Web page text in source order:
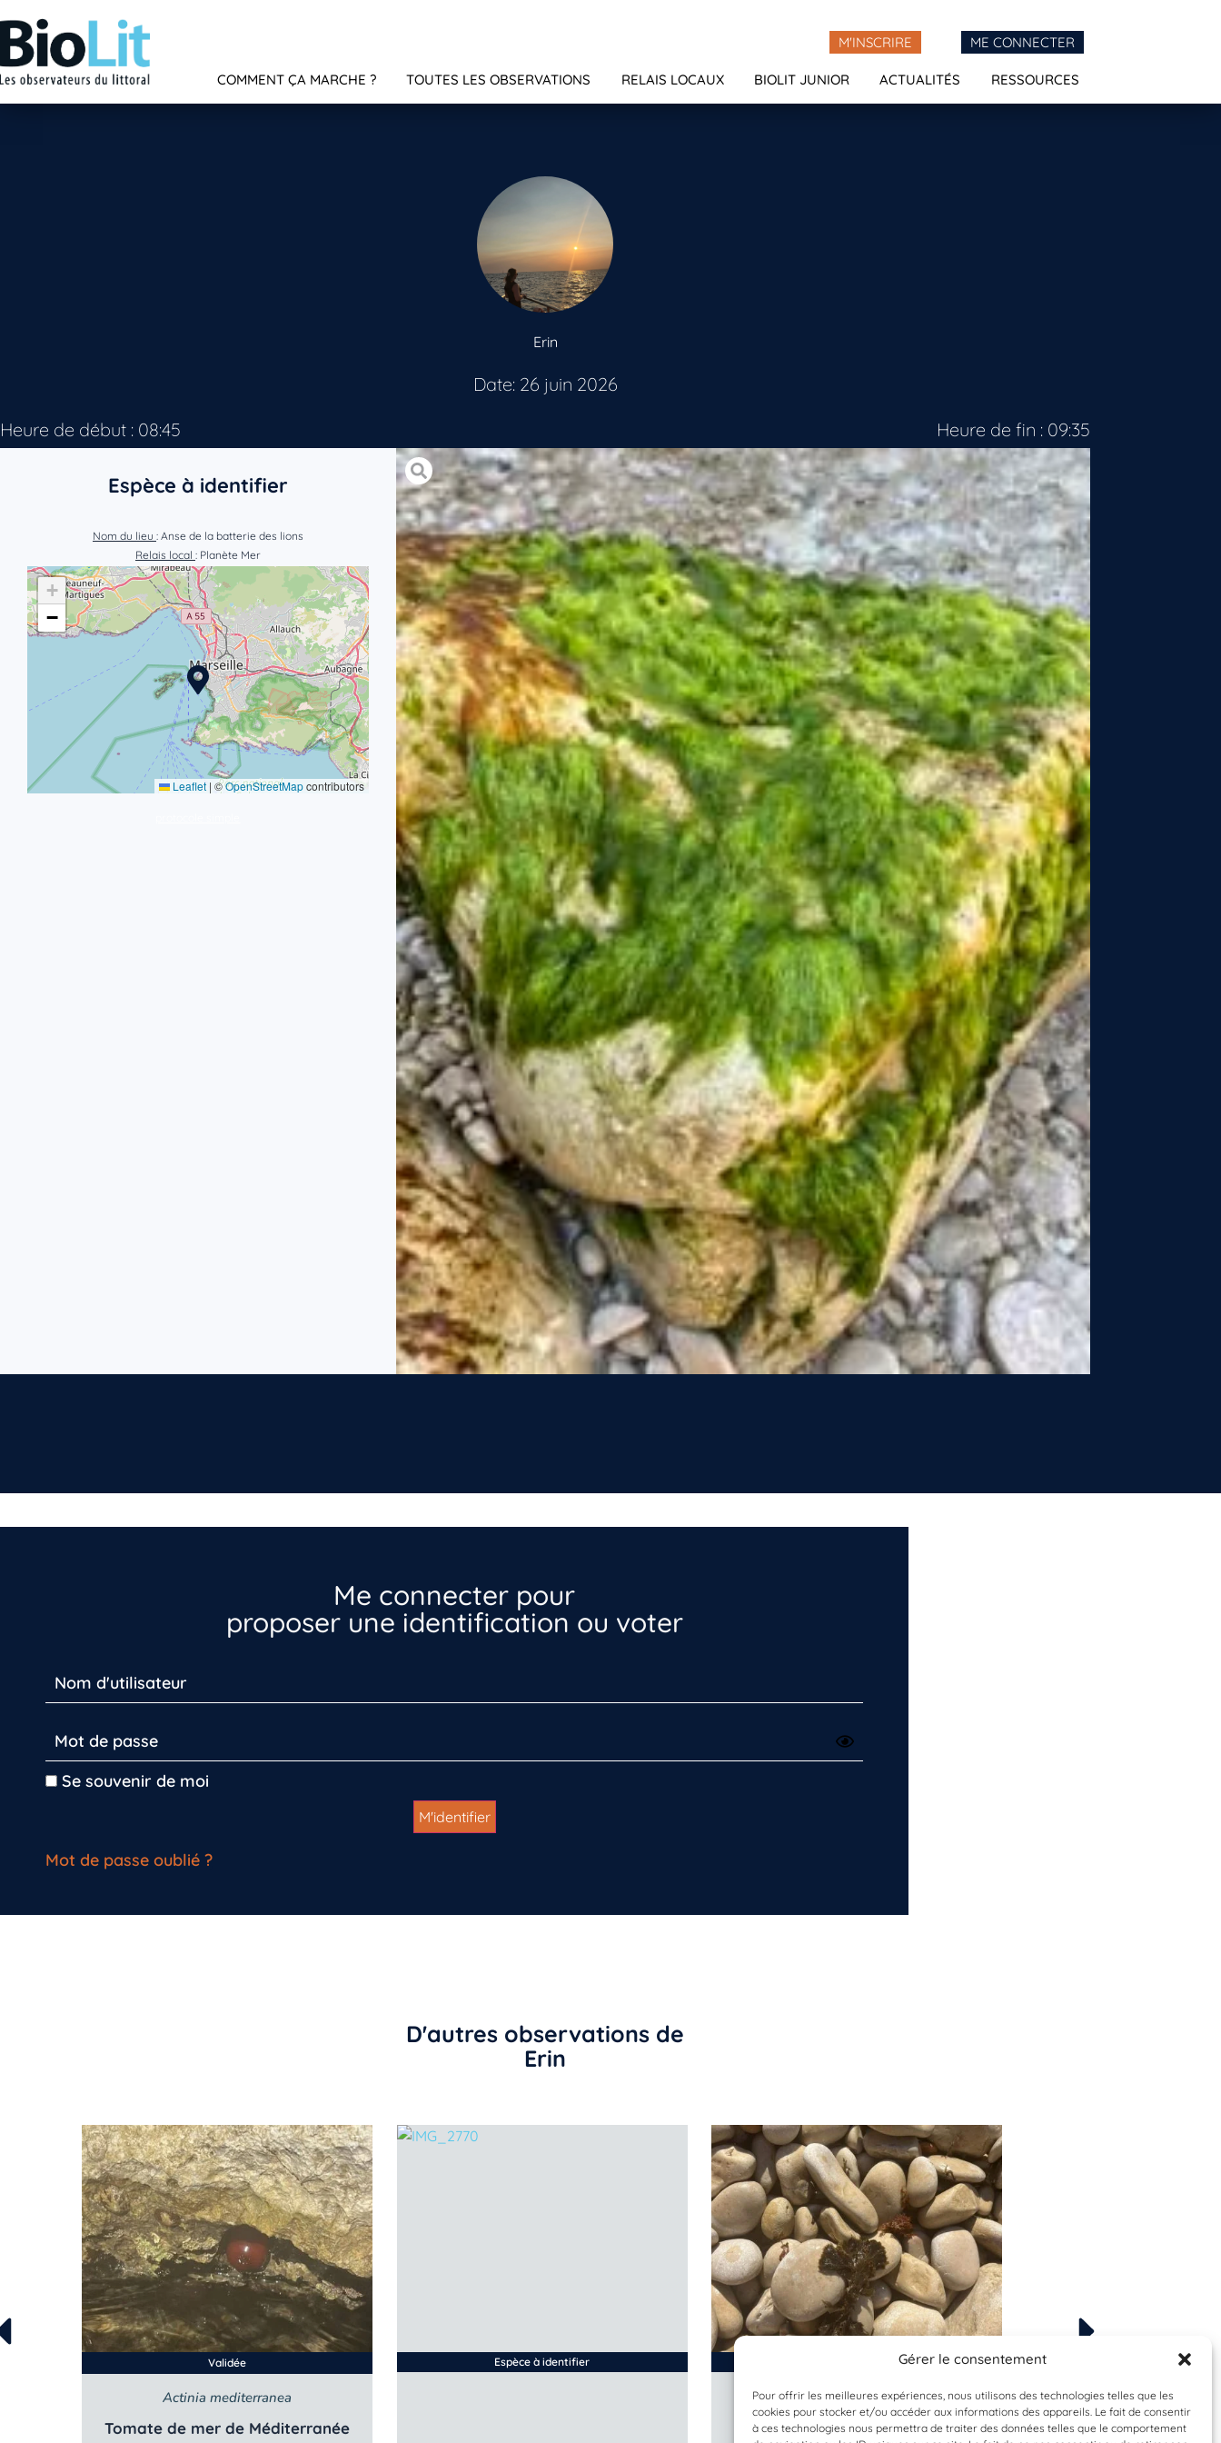
Gérer le consentement
Pour offrir les meilleures expériences, nous utilisons des technologies telles que les
cookies pour stocker et/ou accéder aux informations des appareils. Le fait de consentir
à ces technologies nous permettra de traiter des données telles que le comportement
M'INSCRIRE ME CONNECTER
COMMENT ÇA MARCHE ? TOUTES LES OBSERVATIONS RELAIS LOCAUX BIOLIT JUNIOR ACTUALITÉS RESSOURCES
Erin
Date: 26 juin 2026
Heure de début : 08:45
Heure de fin : 09:35
Espèce à identifier
Nom du lieu : Anse de la batterie des lions
Relais local : Planète Mer
+
−
Leaflet | ©OpenStreetMapcontributors
Me connecter pour
proposer une identification ou voter
Se souvenir de moi
Mot de passe oublié ?
D'autres observations de
Erin
Validée
Actinia mediterranea
Tomate de mer de Méditerranée
Espèce à identifier Espèce à identifier Espèce à identifier